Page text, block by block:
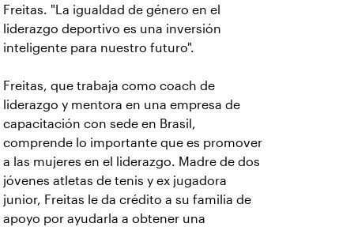
Freitas. "La igualdad de género en el
liderazgo deportivo es una inversión
inteligente para nuestro futuro".
Freitas, que trabaja como coach de
liderazgo y mentora en una empresa de
capacitación con sede en Brasil,
comprende lo importante que es promover
a las mujeres en el liderazgo. Madre de dos
jóvenes atletas de tenis y ex jugadora
junior, Freitas le da crédito a su familia de
apoyo por ayudarla a obtener una